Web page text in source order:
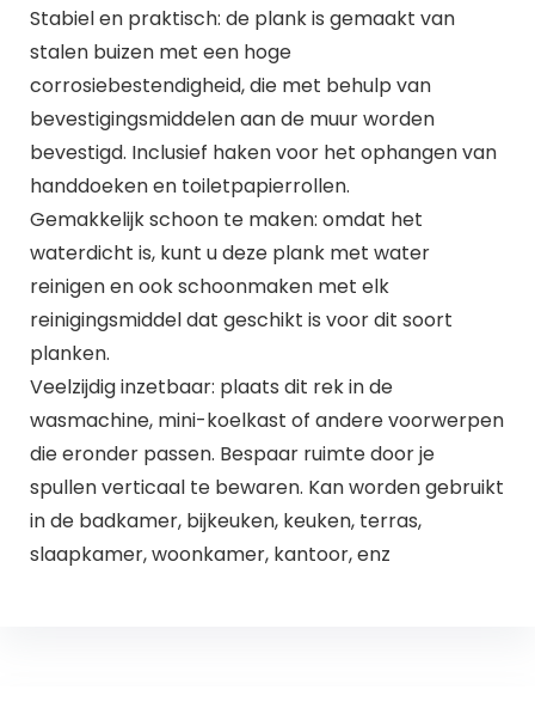
Stabiel en praktisch: de plank is gemaakt van
stalen buizen met een hoge
corrosiebestendigheid, die met behulp van
bevestigingsmiddelen aan de muur worden
bevestigd. Inclusief haken voor het ophangen van
handdoeken en toiletpapierrollen.
Gemakkelijk schoon te maken: omdat het
waterdicht is, kunt u deze plank met water
reinigen en ook schoonmaken met elk
reinigingsmiddel dat geschikt is voor dit soort
planken.
Veelzijdig inzetbaar: plaats dit rek in de
wasmachine, mini-koelkast of andere voorwerpen
die eronder passen. Bespaar ruimte door je
spullen verticaal te bewaren. Kan worden gebruikt
in de badkamer, bijkeuken, keuken, terras,
slaapkamer, woonkamer, kantoor, enz